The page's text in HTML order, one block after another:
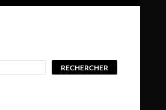
RECHERCHER